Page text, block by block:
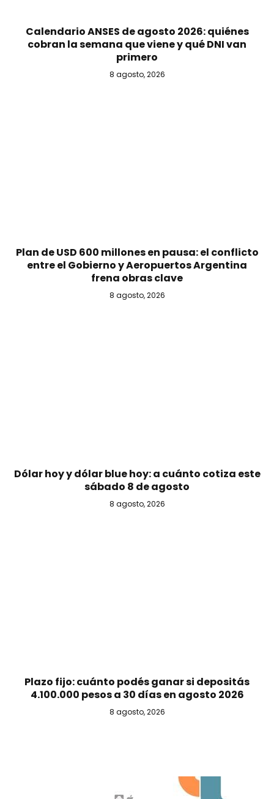
Calendario ANSES de agosto 2026: quiénes
cobran la semana que viene y qué DNI van
primero
8 agosto, 2026
Plan de USD 600 millones en pausa: el conflicto
entre el Gobierno y Aeropuertos Argentina
frena obras clave
8 agosto, 2026
Dólar hoy y dólar blue hoy: a cuánto cotiza este
sábado 8 de agosto
8 agosto, 2026
Plazo fijo: cuánto podés ganar si depositás
4.100.000 pesos a 30 días en agosto 2026
8 agosto, 2026